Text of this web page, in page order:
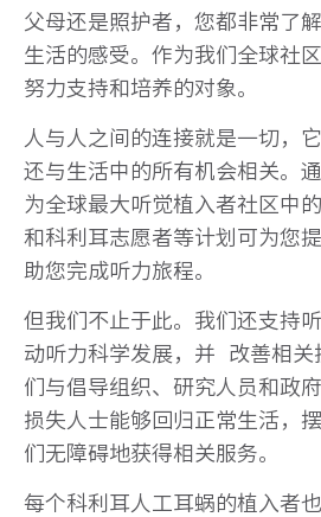
父母还是照护者，您都非常了
生活的感受。作为我们全球社
努力支持和培养的对象。
人与人之间的连接就是一切，
还与生活中的所有机会相关。
为全球最大听觉植入者社区中
和科利耳志愿者等计划可为您
助您完成听力旅程。
但我们不止于此。我们还支持
动听力科学发展，并 改善相关
们与倡导组织、研究人员和政
损失人士能够回归正常生活，
们无障碍地获得相关服务。
每个科利耳人工耳蜗的植入者